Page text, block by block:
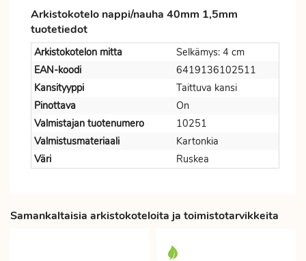
Arkistokotelo nappi/nauha 40mm 1,5mm
tuotetiedot
Arkistokotelon mitta
Selkämys: 4 cm
EAN-koodi
6419136102511
Kansityyppi
Taittuva kansi
Pinottava
On
Valmistajan tuotenumero
10251
Valmistusmateriaali
Kartonkia
Väri
Ruskea
Samankaltaisia arkistokoteloita ja toimistotarvikkeita